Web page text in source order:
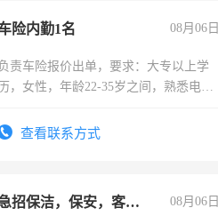
险内勤1名 08月06日
责车险报价出单，要求：大专以上学
，女性，年龄22-35岁之间，熟悉电脑
用期1-3个月，转正后交纳五险，
查看联系方式
急招保洁，保安，客服，工程 08月06日